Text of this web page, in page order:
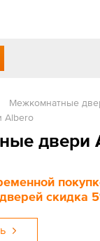
Межкомнатные
Albero
двери
скидка